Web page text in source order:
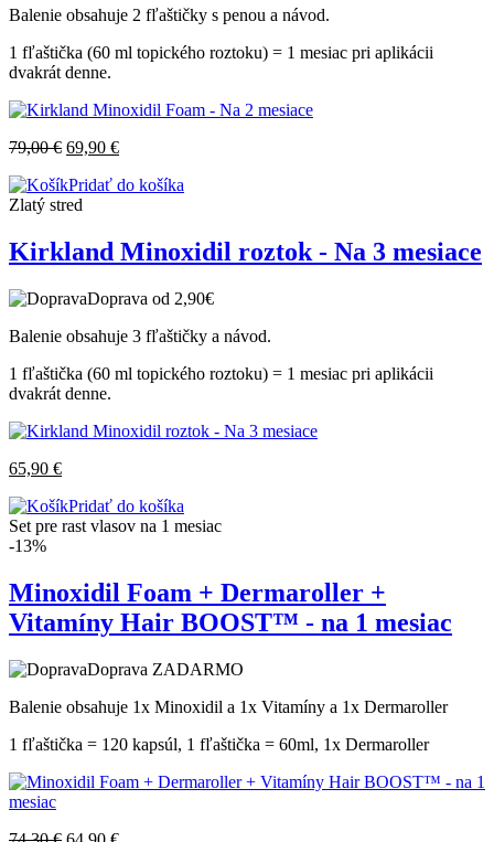
Balenie obsahuje 2 fľaštičky s penou a návod.
1 fľaštička (60 ml topického roztoku) = 1 mesiac pri aplikácii
dvakrát denne.
79,00€ 69,90 €
Pridať do košíka
Zlatý stred
Kirkland Minoxidil roztok - Na 3 mesiace
Doprava od 2,90€
Balenie obsahuje 3 fľaštičky a návod.
1 fľaštička (60 ml topického roztoku) = 1 mesiac pri aplikácii
dvakrát denne.
65,90 €
Pridať do košíka
Set pre rast vlasov na 1 mesiac
-13%
Minoxidil Foam + Dermaroller +
Vitamíny Hair BOOST™ - na 1 mesiac
Doprava ZADARMO
Balenie obsahuje 1x Minoxidil a 1x Vitamíny a 1x Dermaroller
1 fľaštička = 120 kapsúl, 1 fľaštička = 60ml, 1x Dermaroller